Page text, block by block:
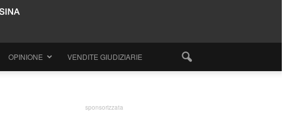
OPINIONE VENDITE GIUDIZIARIE
sponsorizzata